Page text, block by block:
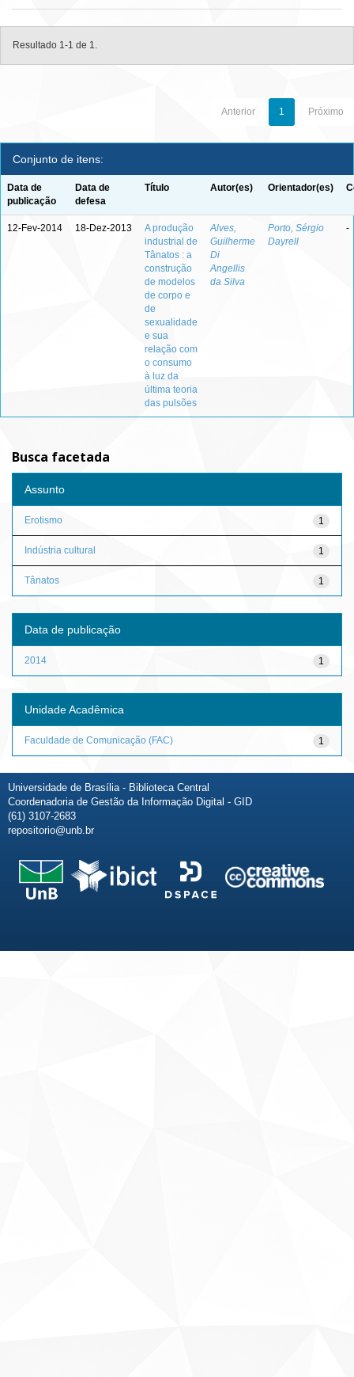
Resultado 1-1 de 1.
Anterior 1 Próximo
Conjunto de itens:
Data de
publicação
Data de
defesa
Título Autor(es) Orientador(es)
12-Fev-2014 18-Dez-2013
A produção
industrial de
Tânatos : a
construção
de modelos
de corpo e
de
sexualidade
e sua
relação com
o consumo
à luz da
última teoria
das pulsões
Alves,
Guilherme
Di
Angellis
da Silva
Porto, Sérgio
Dayrell
-
Busca facetada
Assunto
1
Erotismo
1
Indústria cultural
1
Tânatos
Data de publicação
1
2014
Unidade Acadêmica
1
Faculdade de Comunicação (FAC)
Universidade de Brasília - Biblioteca Central
Coordenadoria de Gestão da Informação Digital - GID
(61) 3107-2683
repositorio@unb.br